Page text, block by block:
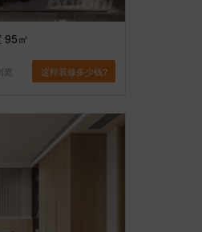
95㎡
览 这样装修多少钱?